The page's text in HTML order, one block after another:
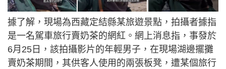
據了解，現場為西藏定結縣某旅遊景點，拍攝者據指
是一名駕車旅行賣奶茶的網紅。網上消息指，事發於
6月25日，該拍攝影片的年輕男子，在現場湖邊擺攤
賣奶茶期間，其供客人使用的兩張板凳，遭某個旅行